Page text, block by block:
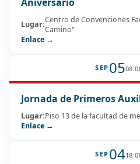
Lugar:Centro de Convenciones
Camino"
Enlace →
SEP 05
Jornada de Primeros
Lugar:Piso 13 de la facultad de
Enlace →
SEP 04